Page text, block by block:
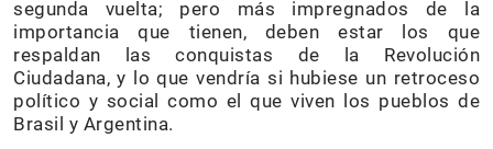
segunda vuelta; pero más impregnados de la
importancia que tienen, deben estar los que
respaldan las conquistas de la Revolución
Ciudadana, y lo que vendría si hubiese un retroceso
político y social como el que viven los pueblos de
Brasil y Argentina.